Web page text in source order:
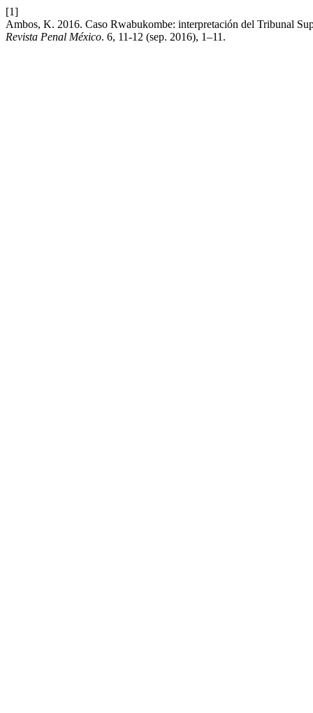
[1]
Ambos, K. 2016. Caso Rwabukombe: interpretación del Tribunal
Revista Penal México. 6, 11-12 (sep. 2016), 1–11.